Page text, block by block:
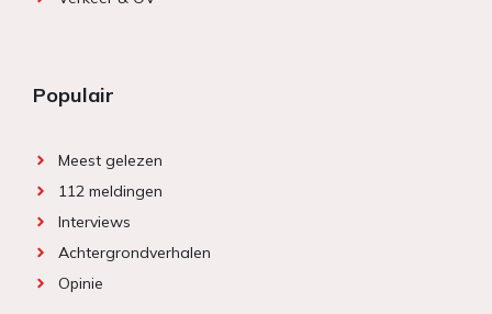
Populair
Meest gelezen
112 meldingen
Interviews
Achtergrondverhalen
Opinie